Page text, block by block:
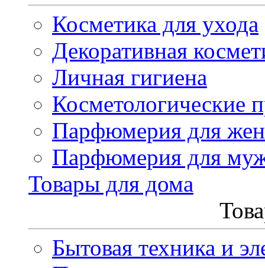
Косметика для ухода
Декоративная
Личная гигиена
Косметологические
Парфюмерия для
Парфюмерия для
Товары для дома
Бытовая техника и